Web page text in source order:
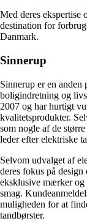
Med deres ekspertise
destination for
Danmark.
Sinnerup
Sinnerup er en
boligindretning og
2007 og har hurtigt
kvalitetsprodukter.
som nogle af de
leder efter elektriske
Selvom udvalget af
deres fokus på
eksklusive mærker og
smag.
muligheden for at
tandbørster.